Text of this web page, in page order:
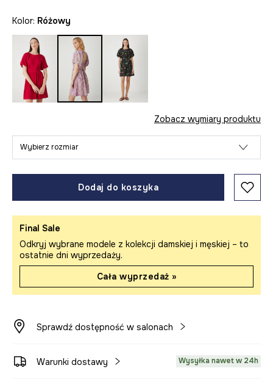
Kolor: różowy
Zobacz wymiary produktu
Wybierz rozmiar
Dodaj do koszyka
Final Sale
Odkryj wybrane modele z kolekcji damskiej i męskiej – to
ostatnie dni wyprzedaży.
Cała wyprzedaż »
Sprawdź dostępność w salonach
Warunki dostawy Wysyłka nawet w 24h